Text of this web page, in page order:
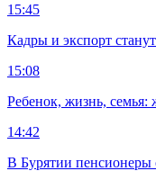
15:45
Кадры и экспорт
15:08
Ребенок, жизнь, семья:
14:42
В Бурятии пенсионеры